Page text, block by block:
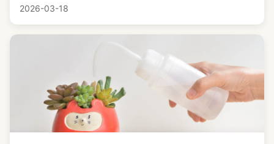
2026-03-18